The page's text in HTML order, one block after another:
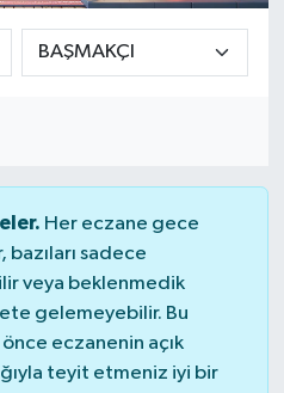
Her eczane gece
bazıları sadece
veya beklenmedik
gelemeyebilir. Bu
eczanenin açık
teyit etmeniz iyi bir